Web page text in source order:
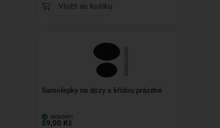
Vložit do košíku
Samolepky na dózy s křídou prázdné
skladem
59,00 Kč